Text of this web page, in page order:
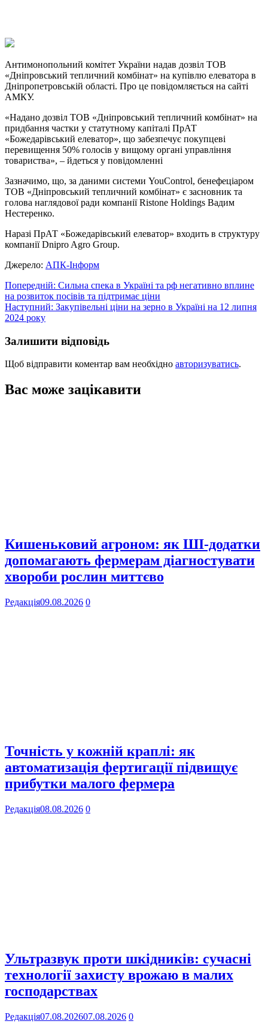
Link
Print
Антимонопольний комітет України надав дозвіл ТОВ
«Дніпровський тепличний комбінат» на купівлю елеватора в
Дніпропетровській області. Про це повідомляється на сайті
АМКУ.
«Надано дозвіл ТОВ «Дніпровський тепличний комбінат» на
придбання частки у статутному капіталі ПрАТ
«Божедарівський елеватор», що забезпечує покупцеві
перевищення 50% голосів у вищому органі управління
товариства», – йдеться у повідомленні
Зазначимо, що, за даними системи YouControl, бенефеціаром
ТОВ «Дніпровський тепличний комбінат» є засновник та
голова наглядової ради компанії Ristone Holdings Вадим
Нестеренко.
Наразі ПрАТ «Божедарівський елеватор» входить в структуру
компанії Dnipro Agro Group.
Джерело: АПК-Інформ
Навігація
записів
Попередній: Сильна спека в Україні та рф негативно вплине
на розвиток посівів та підтримає ціни
Наступний: Закупівельні ціни на зерно в Україні на 12 липня
2024 року
Залишити відповідь
Щоб відправити коментар вам необхідно авторизуватись.
Вас може зацікавити
Кишеньковий агроном: як ШІ-додатки
допомагають фермерам діагностувати
хвороби рослин миттєво
Редакція09.08.2026 0
Точність у кожній краплі: як
автоматизація фертигації підвищує
прибутки малого фермера
Редакція08.08.2026 0
Ультразвук проти шкідників: сучасні
технології захисту врожаю в малих
господарствах
Редакція07.08.202607.08.2026 0